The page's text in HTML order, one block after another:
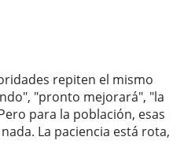
repiten el mismo
"pronto mejorará", "la
para la población, esas
La paciencia está rota,